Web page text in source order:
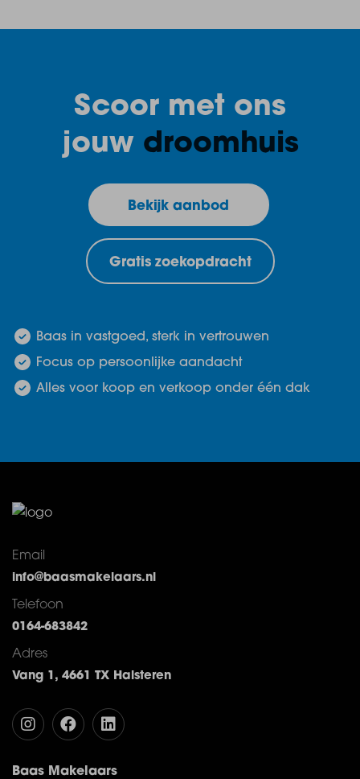
Scoor met ons
jouw droomhuis
Bekijk aanbod
Gratis zoekopdracht
Baas in vastgoed, sterk in vertrouwen
Focus op persoonlijke aandacht
Alles voor koop en verkoop onder één dak
Email
info@baasmakelaars.nl
Telefoon
0164-683842
Adres
Vang 1, 4661 TX Halsteren
Baas Makelaars